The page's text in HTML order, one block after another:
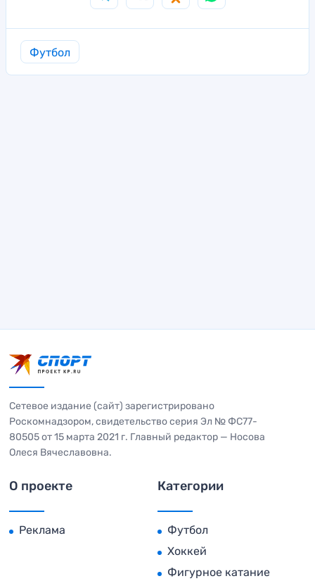
Футбол
Сетевое издание (сайт) зарегистрировано
Роскомнадзором, свидетельство серия Эл № ФС77-
80505 от 15 марта 2021 г. Главный редактор — Носова
Олеся Вячеславовна.
О проекте
Реклама
Категории
Футбол
Хоккей
Фигурное катание